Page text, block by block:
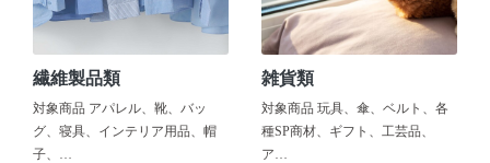
繊維製品類
対象商品 アパレル、靴、バッ
グ、寝具、インテリア用品、帽
子、…
雑貨類
対象商品 玩具、傘、ベルト、各
種SP商材、ギフト、工芸品、
ア…